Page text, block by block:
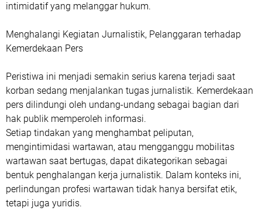
intimidatif yang melanggar hukum.
Menghalangi Kegiatan Jurnalistik, Pelanggaran terhadap
Kemerdekaan Pers
Peristiwa ini menjadi semakin serius karena terjadi saat
korban sedang menjalankan tugas jurnalistik. Kemerdekaan
pers dilindungi oleh undang-undang sebagai bagian dari
hak publik memperoleh informasi.
Setiap tindakan yang menghambat peliputan,
mengintimidasi wartawan, atau mengganggu mobilitas
wartawan saat bertugas, dapat dikategorikan sebagai
bentuk penghalangan kerja jurnalistik. Dalam konteks ini,
perlindungan profesi wartawan tidak hanya bersifat etik,
tetapi juga yuridis.